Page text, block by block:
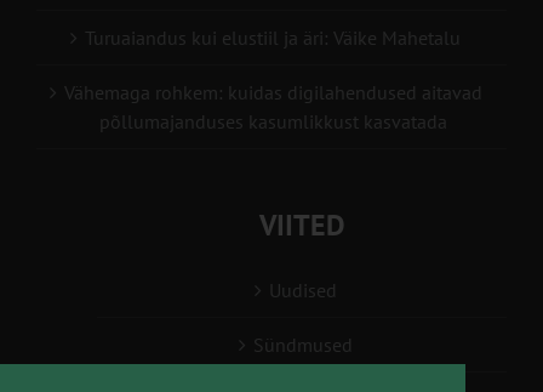
Turuaiandus kui elustiil ja äri: Väike Mahetalu
Vähemaga rohkem: kuidas digilahendused aitavad
põllumajanduses kasumlikkust kasvatada
VIITED
Uudised
Sündmused